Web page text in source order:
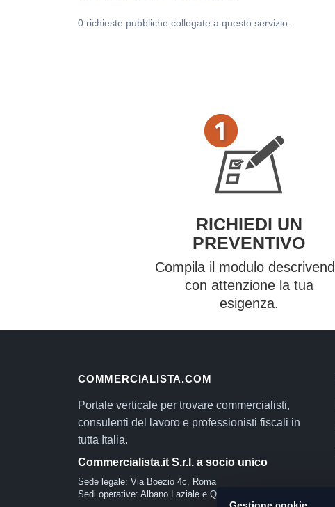
0 richieste pubbliche collegate a questo servizio.
RICHIEDI UN
PREVENTIVO
Compila il modulo
con attenzione la tua
esigenza.
COMMERCIALISTA.COM
Portale verticale per trovare commercialisti,
consulenti del lavoro e professionisti fiscali in
tutta Italia.
Commercialista.it S.r.l. a socio unico
Sede legale: Via Boezio 4c, Roma
Sedi operative: Albano Laziale e Quartu Sant'Elena